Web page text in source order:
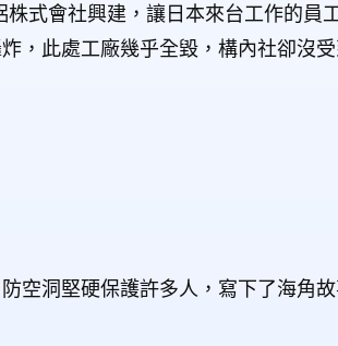
株式會社興建，讓日本來台工作的員
，此處工廠幾乎全毀，構內社卻沒
空洞堅硬保護許多人，寫下了海角